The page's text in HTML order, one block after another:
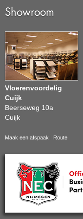
Showroom
Vloerenvoordelig
Cuijk
Beerseweg 10a
Cuijk
Maak een afspaak Route